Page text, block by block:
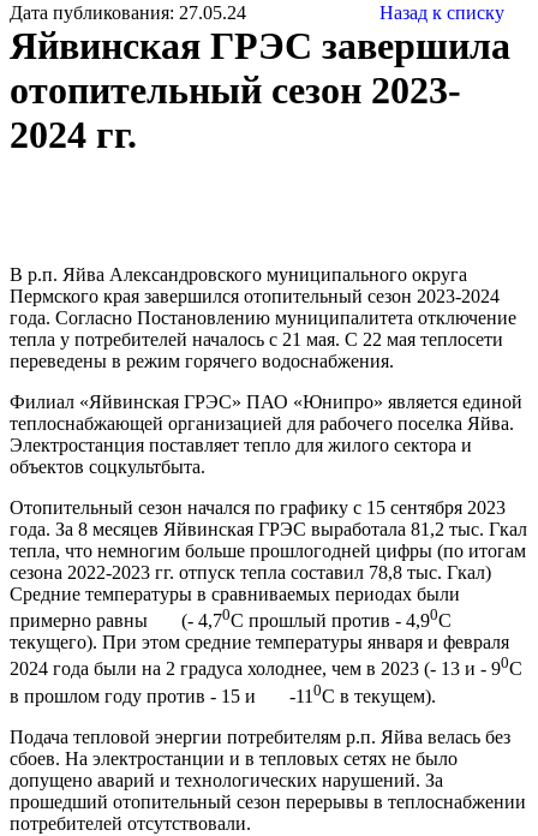
Дата публикования: 27.05.24 Назад к списку
Яйвинская ГРЭС завершила
отопительный сезон 2023-
2024 гг.
В р.п. Яйва Александровского муниципального округа
Пермского края завершился отопительный сезон 2023-2024
года. Согласно Постановлению муниципалитета отключение
тепла у потребителей началось с 21 мая. С 22 мая теплосети
переведены в режим горячего водоснабжения.
Филиал «Яйвинская ГРЭС» ПАО «Юнипро» является единой
теплоснабжающей организацией для рабочего поселка Яйва.
Электростанция поставляет тепло для жилого сектора и
объектов соцкультбыта.
Отопительный сезон начался по графику с 15 сентября 2023
года. За 8 месяцев Яйвинская ГРЭС выработала 81,2 тыс. Гкал
тепла, что немногим больше прошлогодней цифры (по итогам
сезона 2022-2023 гг. отпуск тепла составил 78,8 тыс. Гкал)
Средние температуры в сравниваемых периодах были
примерно равны (- 4,70С прошлый против - 4,90С
текущего). При этом средние температуры января и февраля
2024 года были на 2 градуса холоднее, чем в 2023 (- 13 и - 90С
в прошлом году против - 15 и -11 0С в текущем).
Подача тепловой энергии потребителям р.п. Яйва велась без
сбоев. На электростанции и в тепловых сетях не было
допущено аварий и технологических нарушений. За
прошедший отопительный сезон перерывы в теплоснабжении
потребителей отсутствовали.